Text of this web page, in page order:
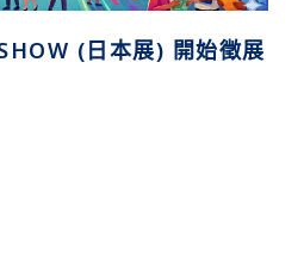
(日本展) 開始徵展